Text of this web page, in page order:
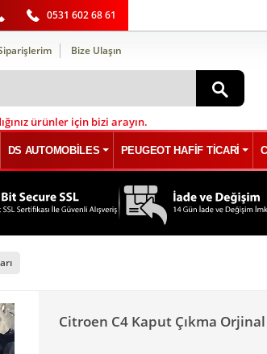
0531 602 68 61
Bize Ulaşın
ürünler için bizi arayın.
DS AUTOMOBİLES PEUGEOT HAFİF TİCARİ
Citroen C4 Kaput Çıkma